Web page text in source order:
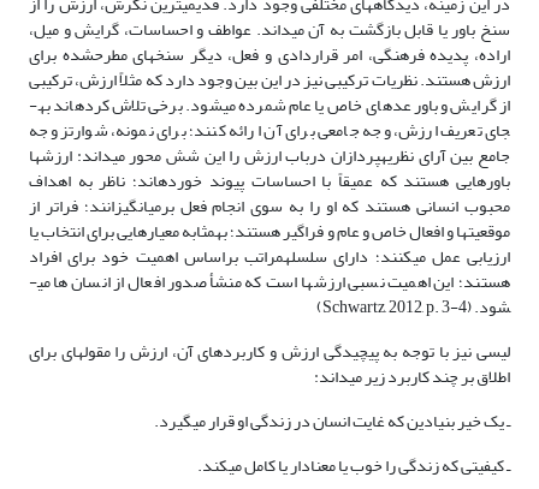
سنخ باور یا قابل بازگشت به آن می­داند. عواطف و احساسات، گرایش و میل،
اراده، پدیده فرهنگی، امر قراردادی و فعل، دیگر سنخ­های مطرح­شده برای
ارزش هستند. نظریات ترکیبی نیز در این بین وجود دارد که مثلاً ارزش، ترکیبی
از گرایش و باور عده­ای خاص یا عام شمرده می­شود. برخی تلاش کرده­اند به­
جای تعریف ارزش، وجه جامعی برای آن ارائه کنند؛ برای نمونه، شوارتز وجه
جامع بین آرای نظریه­پردازان درباب ارزش را این شش محور می­داند: ارزش­ها
باورهایی هستند که عمیقاً با احساسات پیوند خورده­اند؛ ناظر به اهداف
محبوب انسانی هستند که او را به سوی انجام فعل برمی­انگیزانند؛ فراتر از
موقعیت­ها و افعال خاص و عام و فراگیر هستند؛ به­مثابه معیارهایی برای انتخاب یا
ارزیابی عمل می­کنند؛ دارای سلسله­مراتب براساس اهمیت خود برای افراد
هستند؛ این اهمیت نسبی ارزش­ها است که منشأ صدور افعال از انسان ها می­
شود. (Schwartz, 2012, p. 3-4)
لیسی نیز با توجه به پیچیدگی ارزش و کاربردهای آن، ارزش را مقوله­ای برای
اطلاق بر چند کاربرد زیر می­داند:
ـ یک خیر بنیادین که غایت انسان در زندگی او قرار می­گیرد.
ـ کیفیتی که زندگی را خوب یا معنادار یا کامل می­کند.